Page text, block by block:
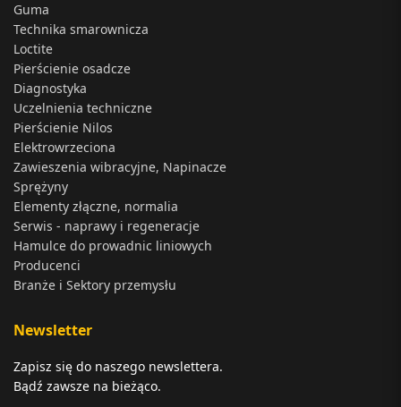
Guma
Technika smarownicza
Loctite
Pierścienie osadcze
Diagnostyka
Uczelnienia techniczne
Pierścienie Nilos
Elektrowrzeciona
Zawieszenia wibracyjne, Napinacze
Sprężyny
Elementy złączne, normalia
Serwis - naprawy i regeneracje
Hamulce do prowadnic liniowych
Producenci
Branże i Sektory przemysłu
Newsletter
Zapisz się do naszego newslettera.
Bądź zawsze na bieżąco.